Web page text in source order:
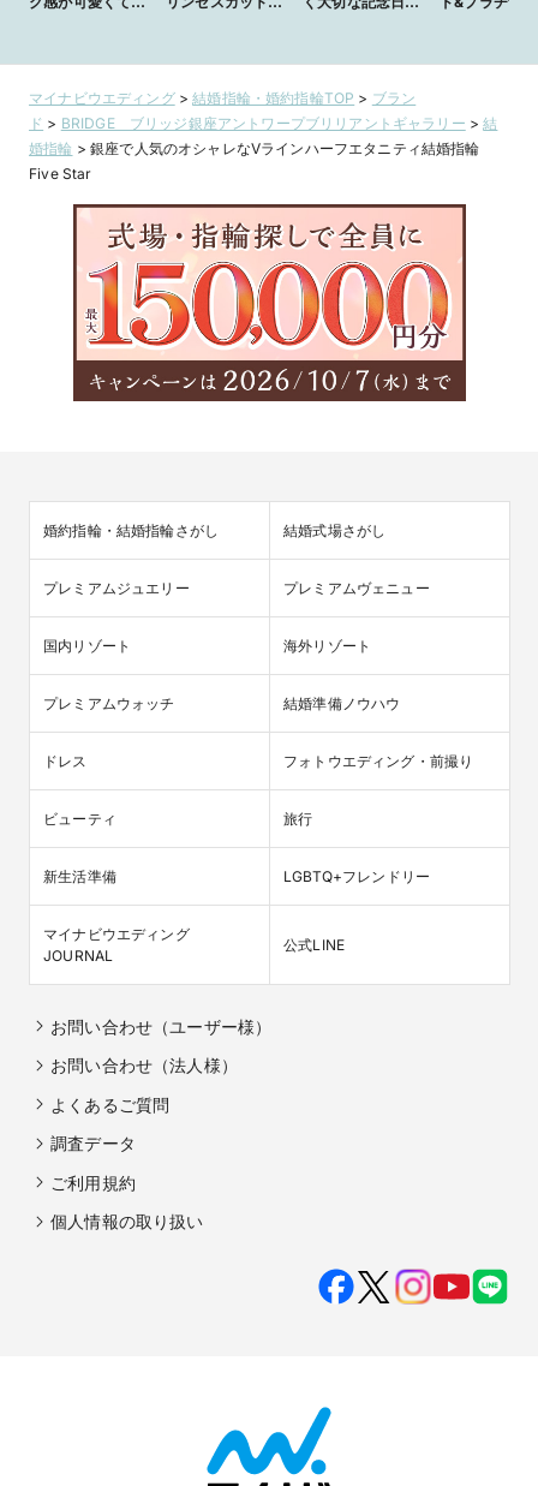
コット
リング
マイナビウエディング>結婚指輪・婚約指輪TOP > ブラン
ド > BRIDGE ブリッジ銀座アントワープブリリアントギャラリー >結
婚指輪 >銀座で人気のオシャレなVラインハーフエタニティ結婚指輪
Five Star
婚約指輪・結婚指輪さがし 結婚式場さがし
プレミアムジュエリー プレミアムヴェニュー
国内リゾート 海外リゾート
プレミアムウォッチ 結婚準備ノウハウ
ドレス フォトウエディング・前撮り
ビューティ 旅行
新生活準備 LGBTQ+フレンドリー
マイナビウエディング
JOURNAL
公式LINE
お問い合わせ（ユーザー様）
お問い合わせ（法人様）
よくあるご質問
調査データ
ご利用規約
個人情報の取り扱い